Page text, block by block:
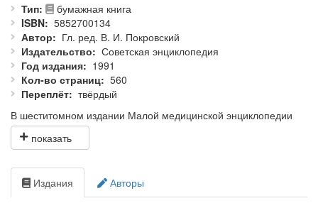
Тип
бумажная книга
ISBN
5852700134
Автор
Гл. ред. В. И. Покровский
Издательство
Советская энциклопедия
Год издания
1991
Кол-во страниц
560
Переплёт
твёрдый
В шеститомном издании Малой медицинской энциклопедии
(ММЭ) освещены актуальные вопросы медицины, сведения по
диагностике, методам исследования, лечению и
организации здравоохранения, описаны лекарственные
вещества, курорты.
Издания Авторы